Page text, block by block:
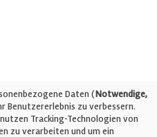
Daten (Notwendige,
Benutzererlebnis zu verbessern.
Tracking-Technologien von
zu verarbeiten und um ein